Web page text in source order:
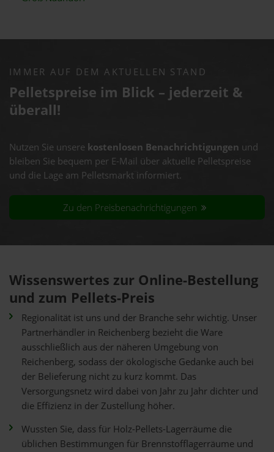
IMMER AUF DEM AKTUELLEN STAND
Pelletspreise im Blick – jederzeit &
überall!
Nutzen Sie unsere kostenlosen Benachrichtigungen und
bleiben Sie bequem per E-Mail über aktuelle Pelletspreise
und die Lage am Pelletsmarkt informiert.
Zu den Preisbenachrichtigungen
Wissenswertes zur Online-Bestellung
und zum Pellets-Preis
Regionalität ist uns und der Branche sehr wichtig. Unser
Partnerhändler in Reichenberg bezieht die Ware
ausschließlich aus der näheren Umgebung von
Reichenberg, sodass der ökologische Gedanke auch bei
der Belieferung nicht zu kurz kommt. Das
Versorgungsnetz wird dabei von Jahr zu Jahr dichter und
die Effizienz in der Zustellung höher.
Wussten Sie, dass für Holz-Pellets-Lagerräume die
üblichen Bestimmungen für Brennstofflagerräume und